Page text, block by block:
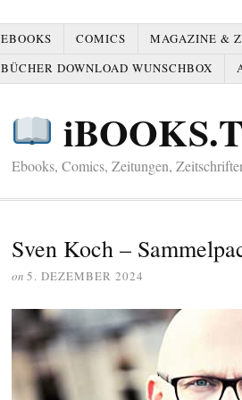
EBOOKS COMICS MAGAZINE &
BÜCHER DOWNLOAD WUNSCHBOX
Ebooks, Comics, Zeitungen,
Sven Koch –
on 5. DEZEMBER 2024